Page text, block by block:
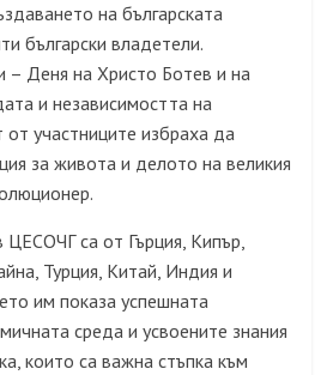
на българската
български владетели.
– Деня на Христо Ботев и на
и независимостта на
от участниците избраха да
за живота и делото на великия
ЦЕСОЧГ са от Гърция, Кипър,
Турция, Китай, Индия и
им показа успешната
среда и усвоените знания
които са важна стъпка към